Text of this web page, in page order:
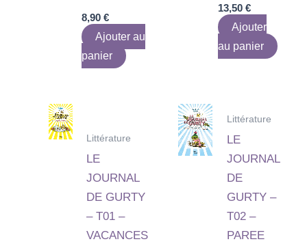
8,90€
Ajouter au
panier
13,50 €
Ajouter
au panier
Littérature
LE
JOURNAL
DE GURTY
– T01 –
VACANCES
Littérature
LE
JOURNAL
DE
GURTY –
T02 –
PAREE